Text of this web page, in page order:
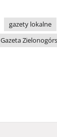
gazety lokalne
Gazeta